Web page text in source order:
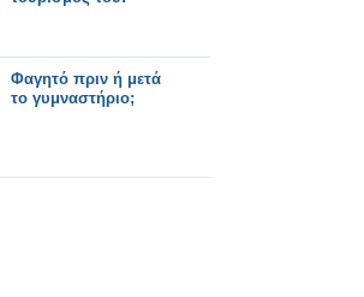
Φαγητό πριν ή μετά
το γυμναστήριο;